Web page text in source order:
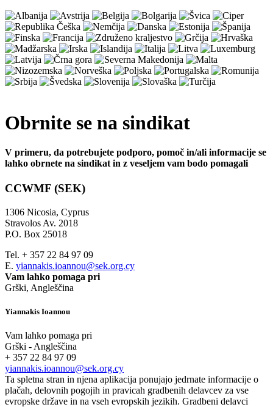
Obrnite se na sindikat
V primeru, da potrebujete podporo, pomoč in/ali informacije se
lahko obrnete na sindikat in z veseljem vam bodo pomagali
CCWMF (SEK)
1306 Nicosia, Cyprus
Stravolos Av. 2018
P.O. Box 25018
Tel. + 357 22 84 97 09
E. yiannakis.ioannou@sek.org.cy
Vam lahko pomaga pri
Grški, Angleščina
Yiannakis Ioannou
Vam lahko pomaga pri
Grški - Angleščina
+ 357 22 84 97 09
yiannakis.ioannou@sek.org.cy
Ta spletna stran in njena aplikacija ponujajo jedrnate informacije o
plačah, delovnih pogojih in pravicah gradbenih delavcev za vse
evropske države in na vseh evropskih jezikih. Gradbeni delavci